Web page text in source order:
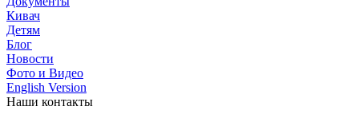
Кивач
Детям
Блог
Новости
Фото и Видео
English Version
Наши контакты